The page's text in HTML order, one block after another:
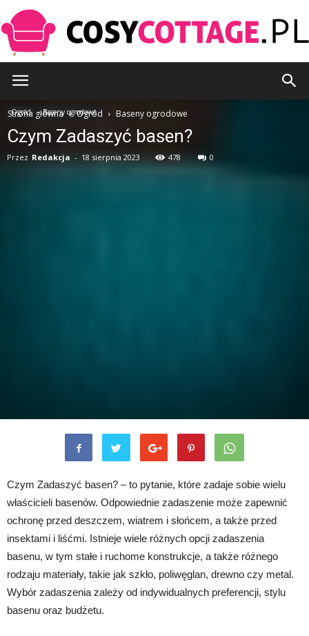
Strona główna Ogród Baseny ogrodowe
Ogród Baseny ogrodowe
Czym Zadaszyć basen?
Przez Redakcja - 18 sierpnia 2023 478 0
Czym Zadaszyć basen? – to pytanie, które zadaje sobie wielu
właścicieli basenów. Odpowiednie zadaszenie może zapewnić
ochronę przed deszczem, wiatrem i słońcem, a także przed
insektami i liśćmi. Istnieje wiele różnych opcji zadaszenia
basenu, w tym stałe i ruchome konstrukcje, a także różnego
rodzaju materiały, takie jak szkło, poliwęglan, drewno czy metal.
Wybór zadaszenia zależy od indywidualnych preferencji, stylu
basenu oraz budżetu.